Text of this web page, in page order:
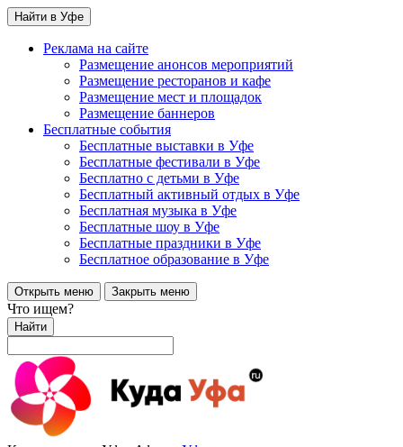
Найти в Уфе
Реклама на сайте
Размещение анонсов мероприятий
Размещение ресторанов и кафе
Размещение мест и площадок
Размещение баннеров
Бесплатные события
Бесплатные выставки в Уфе
Бесплатные фестивали в Уфе
Бесплатно с детьми в Уфе
Бесплатный активный отдых в Уфе
Бесплатная музыка в Уфе
Бесплатные шоу в Уфе
Бесплатные праздники в Уфе
Бесплатное образование в Уфе
Открыть меню Закрыть меню
Что ищем?
Найти